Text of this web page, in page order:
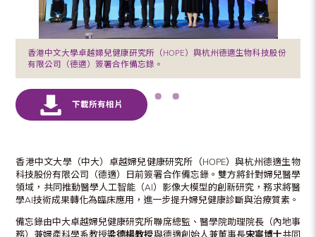
香港中文大學卓越婦兒健康研究所（HOPE）與杭州德適生物科技股份
有限公司（德適）簽署合作備忘錄。
香港中文大學（中大）卓越婦兒健康研究所（HOPE）與杭州德適生物
科技股份有限公司（德適）日前簽署合作備忘錄。雙方將針對婦兒醫學
領域，共同推動醫學人工智能（AI）影像大模型的創新研究，務求將醫
學AI技術成果轉化為臨床應用，進一步提升婦兒健康診斷與治療質素。
備忘錄由中大卓越婦兒健康研究所聯席總監、醫學院助理院長（內地事
務）兼婦產科學系教授梁德楊教授與德適創始人兼董事長宋寧博士共同